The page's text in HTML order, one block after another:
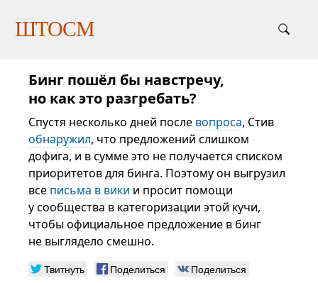
ШТОСМ
Бинг пошёл бы навстречу,
но как это разгребать?
Спустя несколько дней после вопроса, Стив
обнаружил, что предложений слишком
дофига, и в сумме это не получается списком
приоритетов для бинга. Поэтому он выгрузил
все письма в вики и просит помощи
у сообщества в категоризации этой кучи,
чтобы официальное предложение в бинг
не выглядело смешно.
Твитнуть Поделиться
Поделиться